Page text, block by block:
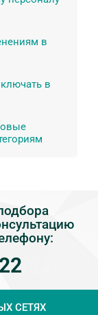
в
в
СЕТЯХ